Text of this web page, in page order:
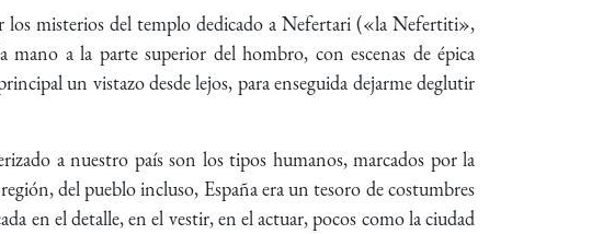
los misterios del templo dedicado a Nefertari («la Nefertiti»,
a la parte superior del hombro, con escenas de épica
un vistazo desde lejos, para enseguida dejarme deglutir
a nuestro país son los tipos humanos, marcados por la
del pueblo incluso, España era un tesoro de costumbres
en el detalle, en el vestir, en el actuar, pocos como la ciudad